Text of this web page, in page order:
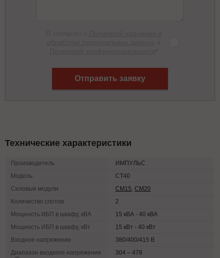
Отправить заявку
Технические характеристики
Производитель
ИМПУЛЬС
Модель
СТ40
Силовые модули
СМ15, СМ20
Количество слотов
2
Мощность ИБП в шкафу, кВА
15 кВА - 40 кВА
Мощность ИБП в шкафу, кВт
15 кВт - 40 кВт
Входное напряжение
380/400/415 В
Диапазон входного напряжения
304 – 478